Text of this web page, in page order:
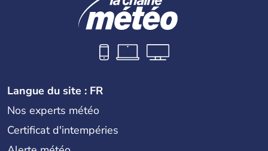
Langue du site : FR
Nos experts météo
Certificat d'intempéries